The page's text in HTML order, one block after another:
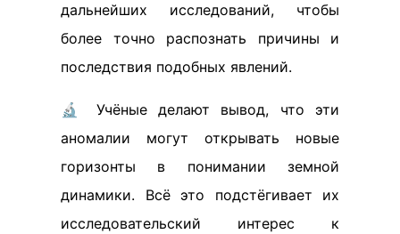
дальнейших исследований, чтобы
более точно распознать причины и
последствия подобных явлений.
🔬 Учёные делают вывод, что эти
аномалии могут открывать новые
горизонты в понимании земной
динамики. Всё это подстёгивает их
исследовательский интерес к